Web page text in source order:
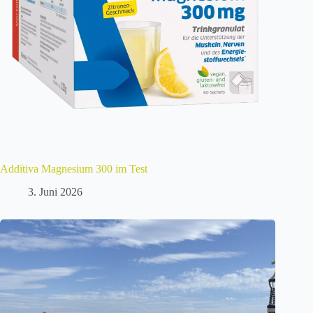
Additiva Magnesium 300 im Test
3. Juni 2026